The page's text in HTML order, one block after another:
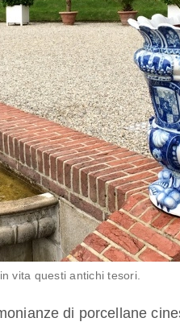
vita questi antichi tesori.
di porcellane